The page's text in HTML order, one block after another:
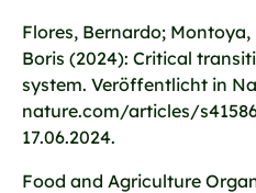
Flores, Bernardo;
Boris (2024): Critical
system. Veröffentlicht in
nature.com/articles/
17.06.2024.
Food and Agriculture